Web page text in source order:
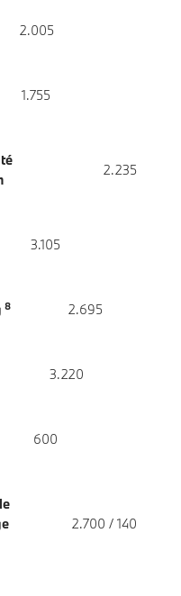
2.005
1.755
2.235
3.105
8 2.695
3.220
600
2.700 / 140